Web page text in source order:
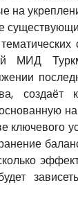
МИД
ключевого